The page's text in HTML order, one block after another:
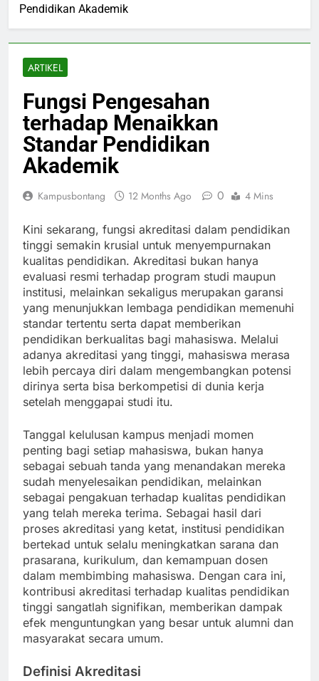
Pendidikan Akademik
ARTIKEL
Fungsi Pengesahan
terhadap Menaikkan
Standar Pendidikan
Akademik
Kampusbontang 12 Months Ago 0 4 Mins
Kini sekarang, fungsi akreditasi dalam pendidikan
tinggi semakin krusial untuk menyempurnakan
kualitas pendidikan. Akreditasi bukan hanya
evaluasi resmi terhadap program studi maupun
institusi, melainkan sekaligus merupakan garansi
yang menunjukkan lembaga pendidikan memenuhi
standar tertentu serta dapat memberikan
pendidikan berkualitas bagi mahasiswa. Melalui
adanya akreditasi yang tinggi, mahasiswa merasa
lebih percaya diri dalam mengembangkan potensi
dirinya serta bisa berkompetisi di dunia kerja
setelah menggapai studi itu.
Tanggal kelulusan kampus menjadi momen
penting bagi setiap mahasiswa, bukan hanya
sebagai sebuah tanda yang menandakan mereka
sudah menyelesaikan pendidikan, melainkan
sebagai pengakuan terhadap kualitas pendidikan
yang telah mereka terima. Sebagai hasil dari
proses akreditasi yang ketat, institusi pendidikan
bertekad untuk selalu meningkatkan sarana dan
prasarana, kurikulum, dan kemampuan dosen
dalam membimbing mahasiswa. Dengan cara ini,
kontribusi akreditasi terhadap kualitas pendidikan
tinggi sangatlah signifikan, memberikan dampak
efek menguntungkan yang besar untuk alumni dan
masyarakat secara umum.
Definisi Akreditasi